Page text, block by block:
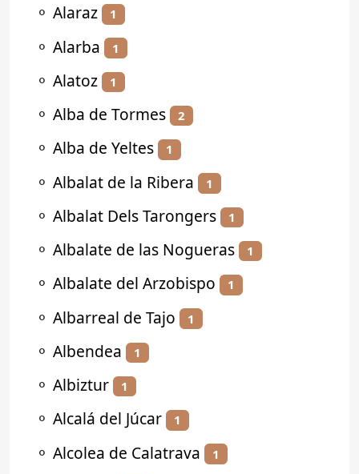
⚬ Alaraz 1
⚬ Alarba 1
⚬ Alatoz 1
⚬ Alba de Tormes 2
⚬ Alba de Yeltes 1
⚬ Albalat de la Ribera 1
⚬ Albalat Dels Tarongers 1
⚬ Albalate de las Nogueras 1
⚬ Albalate del Arzobispo 1
⚬ Albarreal de Tajo 1
⚬ Albendea 1
⚬ Albiztur 1
⚬ Alcalá del Júcar 1
⚬ Alcolea de Calatrava 1